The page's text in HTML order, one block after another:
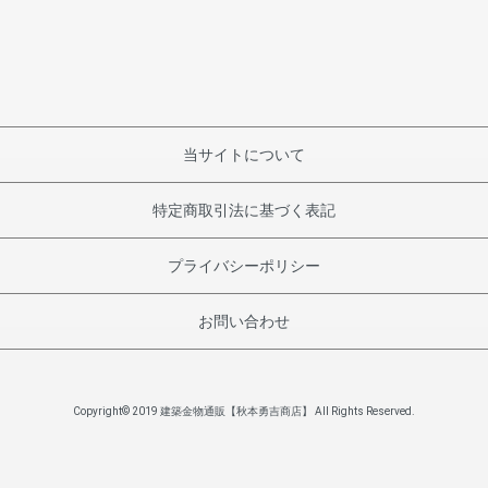
当サイトについて
特定商取引法に基づく表記
プライバシーポリシー
お問い合わせ
Copyright© 2019 建築金物通販【秋本勇吉商店】 All Rights Reserved.